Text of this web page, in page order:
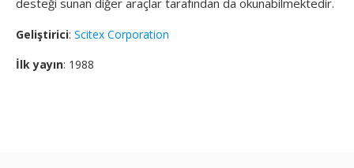
desteği sunan diğer araçlar tarafından da okunabilmektedir.
Geliştirici: Scitex Corporation
İlk yayın: 1988